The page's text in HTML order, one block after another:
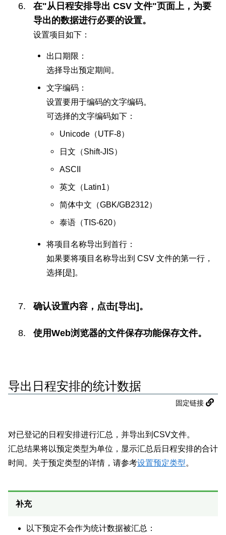
在"从日程安排导出 CSV 文件"页面上，为要
导出的数据进行必要的设置。
设置项目如下：
出口期限：
选择导出预定期间。
文字编码：
设置要用于编码的文字编码。
可选择的文字编码如下：
Unicode（UTF-8）
日文（Shift-JIS）
ASCII
英文（Latin1）
简体中文（GBK/GB2312）
泰语（TIS-620）
将项目名称导出到首行：
如果要将项目名称导出到 CSV 文件的第一行，
选择[是]。
确认设置内容，点击[导出]。
使用Web浏览器的文件保存功能保存文件。
导出日程安排的统计数据
固定链接
对已登记的日程安排进行汇总，并导出到CSV文件。
汇总结果将以预定类型为单位，显示汇总后日程安排的合计
时间。关于预定类型的详情，请参考设置预定类型。
补充
以下预定不会作为统计数据被汇总：